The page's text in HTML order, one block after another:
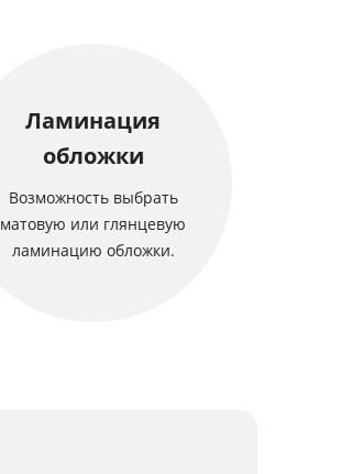
Ламинация
обложки
Возможность выбрать
матовую или глянцевую
ламинацию обложки.